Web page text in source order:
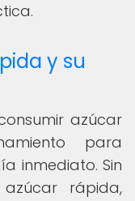
y su
azúcar
para
inmediato. Sin
rápida,